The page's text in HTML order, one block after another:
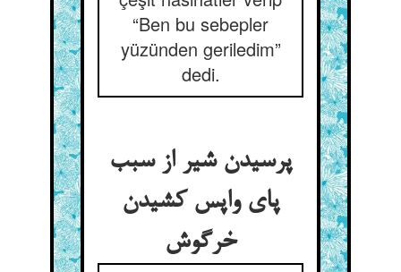
“Ben bu sebepler
yüzünden geriledim”
dedi.
پرسیدن شیر از سبب
پای واپس کشیدن